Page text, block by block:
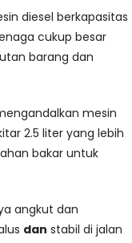
diesel berkapasitas
cukup besar
barang dan
mesin
2.5 liter yang lebih
bakar untuk
angkut dan
dan stabil di jalan